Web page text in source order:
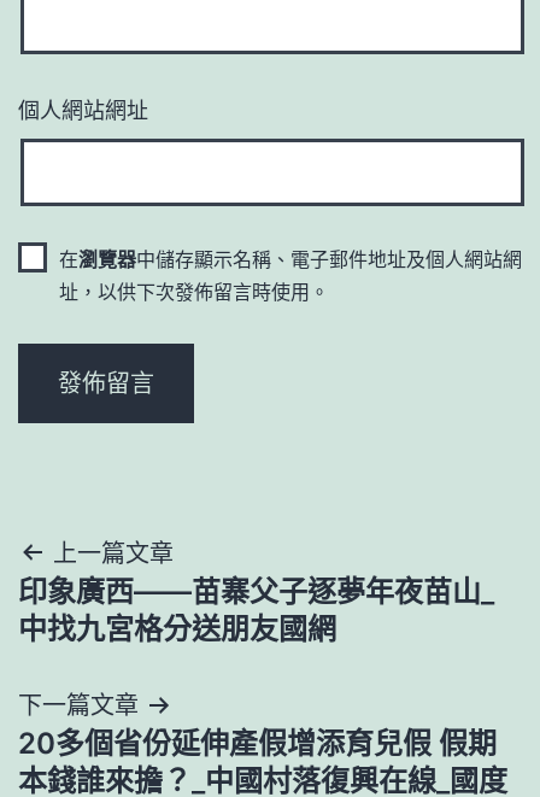
個人網站網址
在瀏覽器中儲存顯示名稱、電子郵件地址及個人網站網
址，以供下次發佈留言時使用。
文
章
覽
上一篇文章
印象廣西——苗寨父子逐夢年夜苗山_
中找九宮格分送朋友國網
下一篇文章
20多個省份延伸產假增添育兒假 假期
本錢誰來擔？_中國村落復興在線_國度